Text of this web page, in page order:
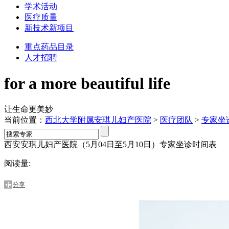
学术活动
医疗质量
新技术新项目
重点药品目录
人才招聘
for a more beautiful life
让生命更美妙
当前位置： 西北大学附属安琪儿妇产医院 > 医疗团队 > 专家坐
西安安琪儿妇产医院（5月04日至5月10日）专家坐诊时间表
阅读量:
分享